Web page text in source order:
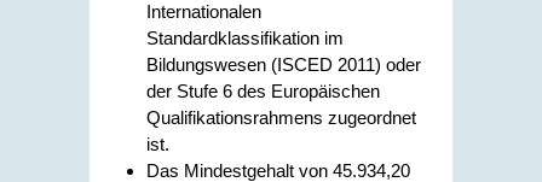
Internationalen
Standardklassifikation im
Bildungswesen (ISCED 2011) oder
der Stufe 6 des Europäischen
Qualifikationsrahmens zugeordnet
ist.
Das Mindestgehalt von 45.934,20